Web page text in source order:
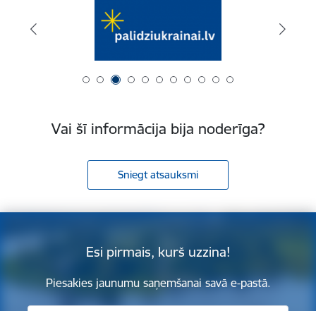
Vai šī informācija bija noderīga?
Sniegt atsauksmi
Esi pirmais, kurš uzzina!
Piesakies jaunumu saņemšanai savā e-pastā.